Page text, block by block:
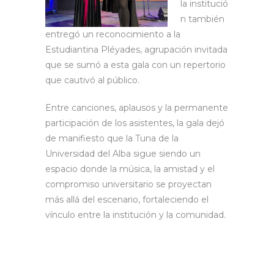
la institució
n también
entregó un reconocimiento a la
Estudiantina Pléyades, agrupación invitada
que se sumó a esta gala con un repertorio
que cautivó al público.
Entre canciones, aplausos y la permanente
participación de los asistentes, la gala dejó
de manifiesto que la Tuna de la
Universidad del Alba sigue siendo un
espacio donde la música, la amistad y el
compromiso universitario se proyectan
más allá del escenario, fortaleciendo el
vínculo entre la institución y la comunidad.